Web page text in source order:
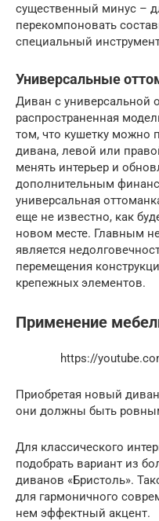
существенный минус –
перекомпоновать
специальный
Универсальные
Диван с универсальной
распространенная
том, что кушетку можно
дивана, левой или
менять интерьер и
дополнительным
универсальная
еще не известно, как
новом месте. Главным
является
перемещения
крепежных элементов.
Применение
https://
Приобретая новый
они должны быть
Для классического
подобрать вариант из
диванов «Бристоль».
для гармоничного
нем эффектный акцент.